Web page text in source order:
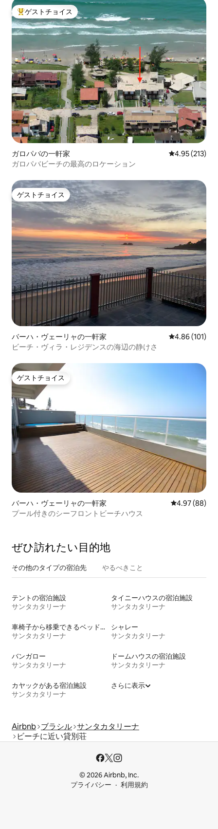
大好評のゲストチョイスです。
ゲストチョイス
ガロパバの一軒家 レビュー213
4.95 (213)
ガロパバビーチの最高のロケーション
ゲストチョイス
ゲストチョイス
バーハ・ヴェーリャの一軒家 レビュー101
4.86 (101)
ビーチ・ヴィラ・レジデンスの海辺の静けさ
ゲストチョイス
ゲストチョイス
バーハ・ヴェーリャの一軒家 レビュー88
4.97 (88)
プール付きのシーフロントビーチハウス
ぜひ訪⁠れ⁠た⁠い目⁠的⁠地
その他のタ⁠イ⁠プ⁠の宿⁠泊⁠先 やるべきこと
テントの宿泊施設
サンタカタリーナ
タイニーハウスの宿泊施設
サンタカタリーナ
車椅子から移乗できるベッドがある宿泊施設
サンタカタリーナ
シャレー
サンタカタリーナ
バンガロー
サンタカタリーナ
ドームハウスの宿泊施設
サンタカタリーナ
カヤックがある宿泊施設
サンタカタリーナ
さらに表示
Airbnb ブラシル サンタカタリーナ
ビーチに近い貸別荘
© 2026 Airbnb, Inc.
プライバシー
利用規約